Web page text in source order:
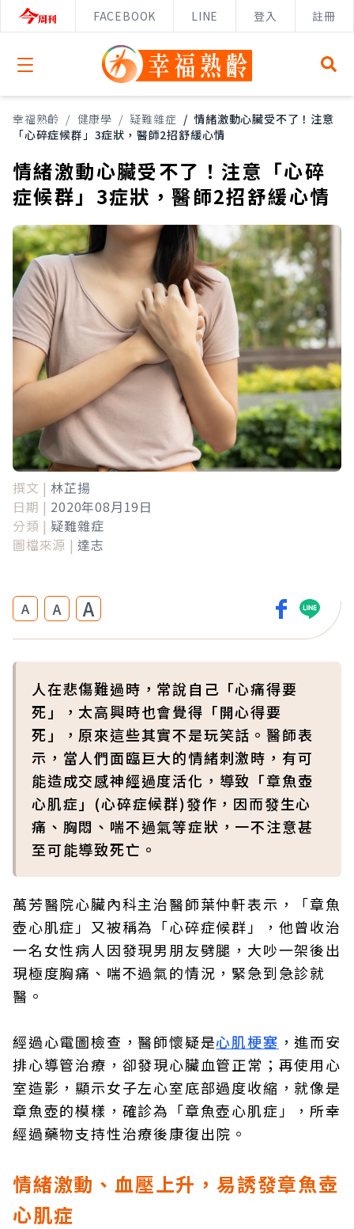
FACEBOOK LINE 登入 註冊
Open menu
幸福熟齡 / 健康學 / 疑難雜症 / 情緒激動心臟受不了！注意
「心碎症候群」3症狀，醫師2招舒緩心情
情緒激動心臟受不了！注意「心碎
症候群」3症狀，醫師2招舒緩心情
撰文 | 林芷揚
日期 | 2020年08月19日
分類 | 疑難雜症
圖檔來源 | 達志
A A A
人在悲傷難過時，常說自己「心痛得要
死」，太高興時也會覺得「開心得要
死」，原來這些其實不是玩笑話。醫師表
示，當人們面臨巨大的情緒刺激時，有可
能造成交感神經過度活化，導致「章魚壺
心肌症」(心碎症候群)發作，因而發生心
痛、胸悶、喘不過氣等症狀，一不注意甚
至可能導致死亡。
萬芳醫院心臟內科主治醫師葉仲軒表示，「章魚
壺心肌症」又被稱為「心碎症候群」，他曾收治
一名女性病人因發現男朋友劈腿，大吵一架後出
現極度胸痛、喘不過氣的情況，緊急到急診就
醫。
經過心電圖檢查，醫師懷疑是心肌梗塞 ，進而安
排心導管治療，卻發現心臟血管正常；再使用心
室造影，顯示女子左心室底部過度收縮，就像是
章魚壺的模樣，確診為「章魚壺心肌症」，所幸
經過藥物支持性治療後康復出院。
情緒激動、血壓上升，易誘發章魚壺
心肌症